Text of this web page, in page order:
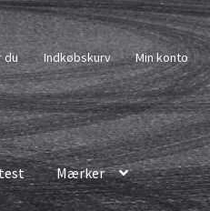
du Indkøbskurv Min konto
Mærker